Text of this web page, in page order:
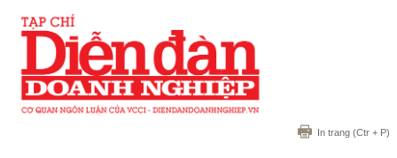
In trang (Ctr + P)